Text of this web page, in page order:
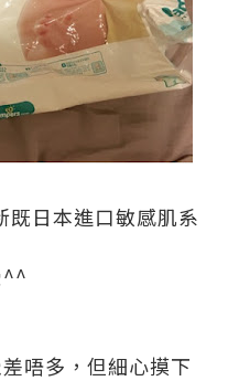
日本進口敏感肌系
^^